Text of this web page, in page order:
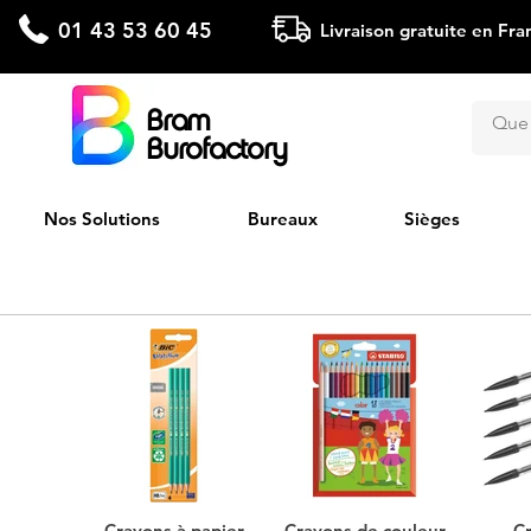
01 43 53 60 45 Livraison gratuite en
Bram
Burofactory
Nos Solutions Bureaux Sièges